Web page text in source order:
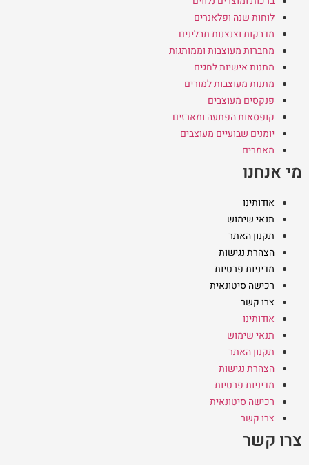
לוחות שנה ופלאנרים
מדבקות וצנצנות תבלינים
מחברות מעוצבות וממותגות
מתנות אישיות לחגים
מתנות מעוצבות למורים
פנקסים מעוצבים
קופסאות הפתעה ומארזים
יומנים שבועיים מעוצבים
מאמרים
מי אנחנו
אודותינו
תנאי שימוש
תקנון האתר
הצהרת נגישות
מדיניות פרטיות
רכישה סיטונאית
צרו קשר
אודותינו
תנאי שימוש
תקנון האתר
הצהרת נגישות
מדיניות פרטיות
רכישה סיטונאית
צרו קשר
צרו קשר